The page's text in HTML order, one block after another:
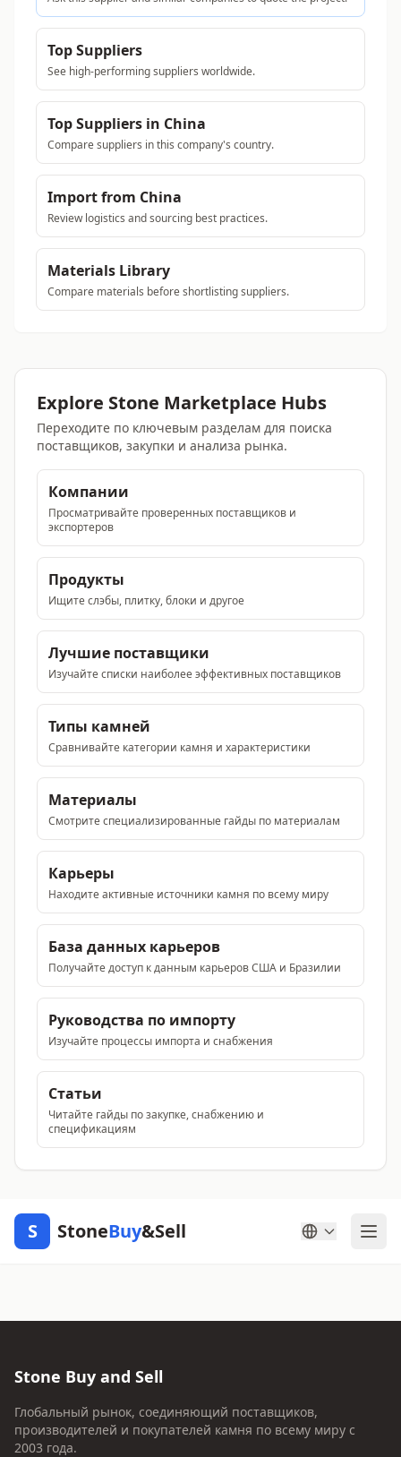
Top Suppliers
See high-performing suppliers worldwide.
Top Suppliers in China
Compare suppliers in this company's country.
Import from China
Review logistics and sourcing best practices.
Materials Library
Compare materials before shortlisting suppliers.
Explore Stone Marketplace Hubs
Переходите по ключевым разделам для поиска
поставщиков, закупки и анализа рынка.
Компании
Просматривайте проверенных поставщиков и
экспортеров
Продукты
Ищите слэбы, плитку, блоки и другое
Лучшие поставщики
Изучайте списки наиболее эффективных поставщиков
Типы камней
Сравнивайте категории камня и характеристики
Материалы
Смотрите специализированные гайды по материалам
Карьеры
Находите активные источники камня по всему миру
База данных карьеров
Получайте доступ к данным карьеров США и Бразилии
Руководства по импорту
Изучайте процессы импорта и снабжения
Статьи
Читайте гайды по закупке, снабжению и
спецификациям
S StoneBuy&Sell
Stone Buy and Sell
Глобальный рынок, соединяющий поставщиков,
производителей и покупателей камня по всему миру с
2003 года.